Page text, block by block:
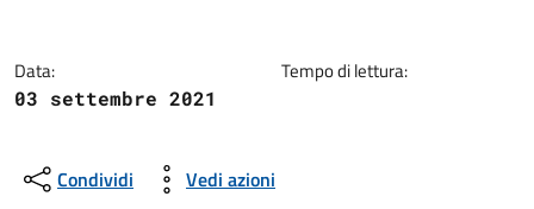
Data:
03 settembre 2021
Tempo di lettura:
Condividi Vedi azioni